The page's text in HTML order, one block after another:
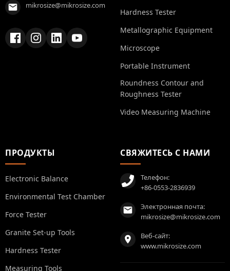
mikrosize@mikrosize.com
Hardness Tester
Metallographic Equipment
Microscope
Portable Instrument
Roundness Contour and
Roughness Tester
Video Measuring Machine
ПРОДУКТЫ
Electronic Balance
Environmental Test Chamber
Force Tester
Granite Set-up Tools
Hardness Tester
Measuring Tools
СВЯЖИТЕСЬ С НАМИ
Телефон:
+86-0553-2836939
Электронная почта:
mikrosize@mikrosize.com
Веб-сайт:
www.mikrosize.com